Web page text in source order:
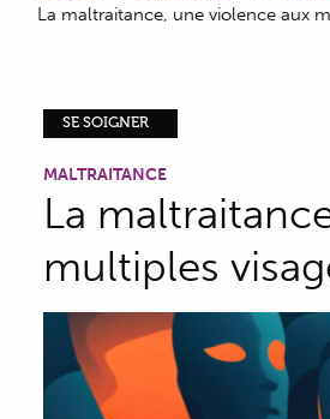
La maltraitance, une violence aux
SE SOIGNER
MALTRAITANCE
La
multiples